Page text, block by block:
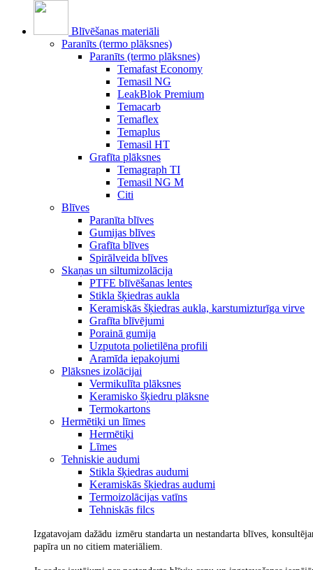
Blīvēšanas materiāli
Paranīts (termo plāksnes)
Paranīts (termo plāksnes)
Temafast Economy
Temasil NG
LeakBlok Premium
Temacarb
Temaflex
Temaplus
Temasil HT
Grafīta plāksnes
Temagraph TI
Temasil NG M
Citi
Blīves
Paranīta blīves
Gumijas blīves
Grafīta blīves
Spirālveida blīves
Skaņas un siltumizolācija
PTFE blīvēšanas lentes
Stikla šķiedras aukla
Keramiskās šķiedras aukla, karstumizturīga virve
Grafīta blīvējumi
Porainā gumija
Uzputota polietilēna profili
Aramīda iepakojumi
Plāksnes izolācijai
Vermikulīta plāksnes
Keramisko šķiedru plāksne
Termokartons
Hermētiķi un līmes
Hermētiķi
Līmes
Tehniskie audumi
Stikla šķiedras audumi
Keramiskās šķiedras audumi
Termoizolācijas vatīns
Tehniskās filcs
Izgatavojam dažādu izmēru standarta un nestandarta blīves,
papīra un no citiem materiāliem.